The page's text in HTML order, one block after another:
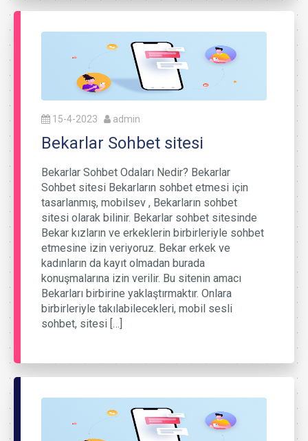
15-4-2023 admin
Bekarlar Sohbet sitesi
Bekarlar Sohbet Odaları Nedir? Bekarlar
Sohbet sitesi Bekarların sohbet etmesi için
tasarlanmış, mobilsev , Bekarların sohbet
sitesi olarak bilinir. Bekarlar sohbet sitesinde
Bekar kızların ve erkeklerin birbirleriyle sohbet
etmesine izin veriyoruz. Bekar erkek ve
kadınların da kayıt olmadan burada
konuşmalarına izin verilir. Bu sitenin amacı
Bekarları birbirine yaklaştırmaktır. Onlara
birbirleriyle takılabilecekleri, mobil sesli
sohbet, sitesi […]